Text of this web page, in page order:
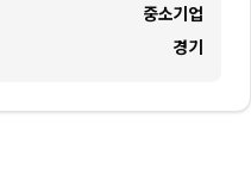
중소기업
경기